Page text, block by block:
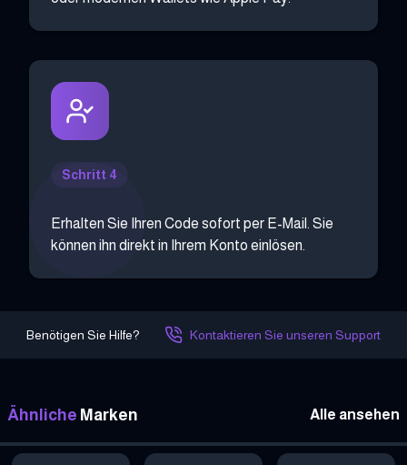
Schritt 4
Erhalten Sie Ihren Code sofort per E-Mail. Sie
können ihn direkt in Ihrem Konto einlösen.
Benötigen Sie Hilfe? Kontaktieren Sie unseren Support
Ähnliche Marken Alle ansehen